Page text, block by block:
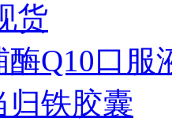
货
Q10口服
归铁胶囊